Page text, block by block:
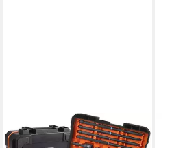
TACKLIFE
Bit-Schraubendreher, 60-tlg